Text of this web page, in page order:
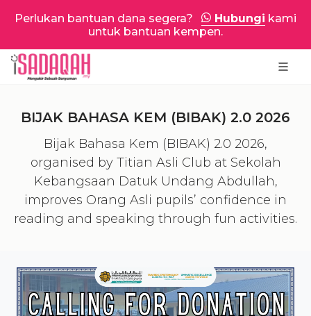
Perlukan bantuan dana segera? Hubungi kami
untuk bantuan kempen.
BIJAK BAHASA KEM (BIBAK) 2.0 2026
Bijak Bahasa Kem (BIBAK) 2.0 2026,
organised by Titian Asli Club at Sekolah
Kebangsaan Datuk Undang Abdullah,
improves Orang Asli pupils’ confidence in
reading and speaking through fun activities.